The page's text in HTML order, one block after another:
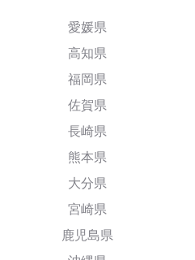
愛媛県
高知県
福岡県
佐賀県
長崎県
熊本県
大分県
宮崎県
鹿児島県